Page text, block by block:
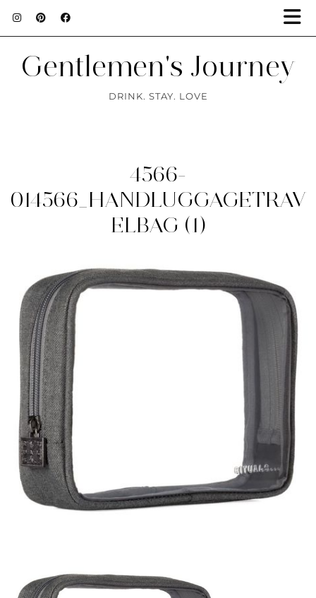
Gentlemen's Journey
DRINK. STAY. LOVE
4566-
014566_HANDLUGGAGETRAV
ELBAG (1)